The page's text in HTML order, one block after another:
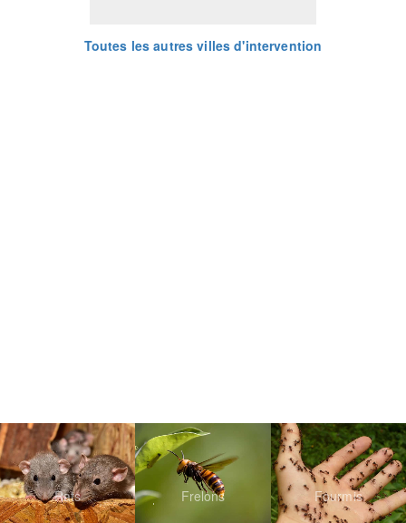
Toutes les autres villes d'intervention
Rats Frelons Fourmis